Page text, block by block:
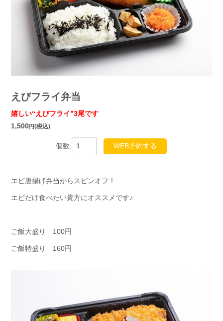
えびフライ弁当
嬉しい“えびフライ”3尾です
1,500円(税込)
個数: WEB予約する
エビ唐揚げ弁当からスピンオフ！
エビだけ食べたい貴方にオススメです♪
ご飯大盛り 100円
ご飯特盛り 160円